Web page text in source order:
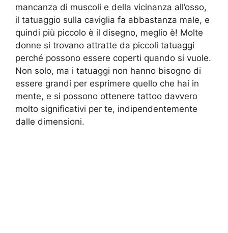
mancanza di muscoli e della vicinanza all’osso,
il tatuaggio sulla caviglia fa abbastanza male, e
quindi più piccolo è il disegno, meglio è! Molte
donne si trovano attratte da piccoli tatuaggi
perché possono essere coperti quando si vuole.
Non solo, ma i tatuaggi non hanno bisogno di
essere grandi per esprimere quello che hai in
mente, e si possono ottenere tattoo davvero
molto significativi per te, indipendentemente
dalle dimensioni.